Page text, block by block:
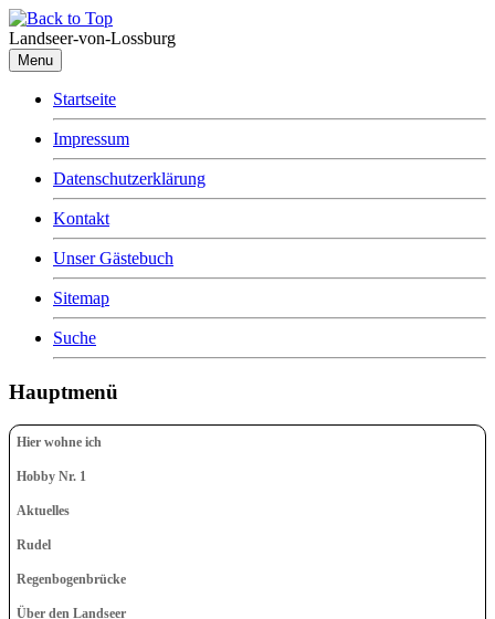
Landseer-von-Lossburg
Menu
Startseite
Impressum
Datenschutzerklärung
Kontakt
Unser Gästebuch
Sitemap
Suche
Hauptmenü
Hier wohne ich
Hobby Nr. 1
Aktuelles
Rudel
Regenbogenbrücke
Über den Landseer